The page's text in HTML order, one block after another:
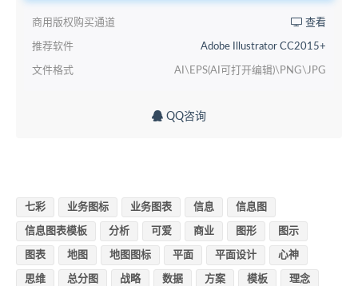
商用版权购买通道 查看
推荐软件 Adobe Illustrator CC2015+
文件格式 AI\EPS(AI可打开编辑)\PNG\JPG
QQ咨询
七彩 业务图标 业务图表 信息 信息图
信息图表模板 分析 可爱 商业 图形 图示
图表 地图 地图图标 平面 平面设计 心神
思维 总分图 战略 数据 方案 模板 理念